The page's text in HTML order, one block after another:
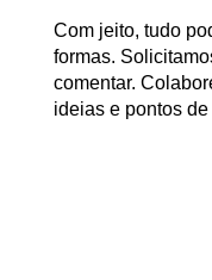
Com jeito, tudo
formas.
comentar.
ideias e pontos